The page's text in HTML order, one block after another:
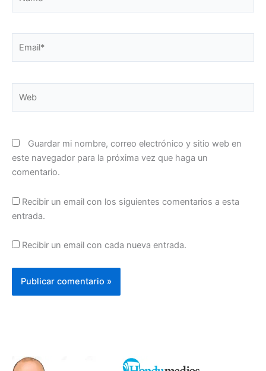
Guardar mi nombre, correo electrónico y sitio web en
este navegador para la próxima vez que haga un
comentario.
Recibir un email con los siguientes comentarios a esta
entrada.
Recibir un email con cada nueva entrada.